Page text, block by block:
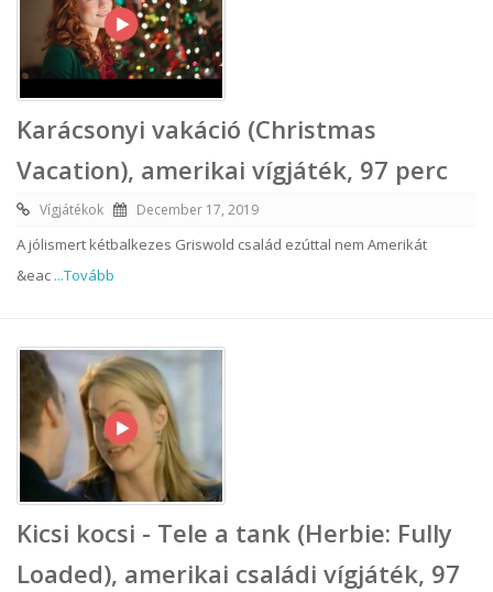
Karácsonyi vakáció (Christmas
Vacation), amerikai vígjáték, 97 perc
Vígjátékok December 17, 2019
A jólismert kétbalkezes Griswold család ezúttal nem Amerikát
&eac ...Tovább
Kicsi kocsi - Tele a tank (Herbie: Fully
Loaded), amerikai családi vígjáték, 97